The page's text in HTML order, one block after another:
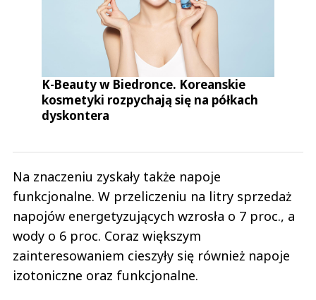
K-Beauty w Biedronce. Koreanskie
kosmetyki rozpychają się na półkach
dyskontera
Na znaczeniu zyskały także napoje
funkcjonalne. W przeliczeniu na litry sprzedaż
napojów energetyzujących wzrosła o 7 proc., a
wody o 6 proc. Coraz większym
zainteresowaniem cieszyły się również napoje
izotoniczne oraz funkcjonalne.